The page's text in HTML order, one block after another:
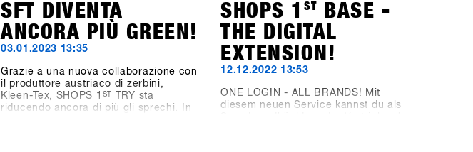
SFT DIVENTA
ANCORA PIÙ GREEN!
03.01.2023 13:35
Grazie a una nuova collaborazione con
il produttore austriaco di zerbini,
Kleen-Tex, SHOPS 1 ST
TRY sta
riducendo ancora di più gli sprechi. In
SHOPS 1 ST
BASE -
THE DIGITAL
EXTENSION!
12.12.2022 13:53
ONE LOGIN - ALL BRANDS! Mit
diesem neuen Service kannst du als